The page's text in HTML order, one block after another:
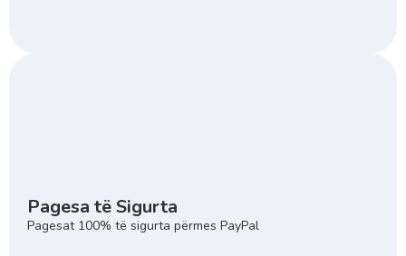
Pagesa të Sigurta
Pagesat 100% të sigurta përmes PayPal